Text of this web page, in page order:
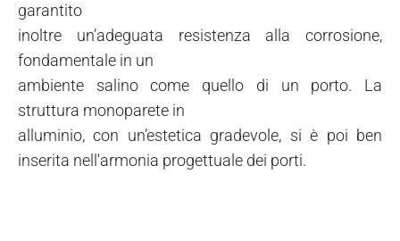
garantito
inoltre un’adeguata resistenza alla corrosione,
fondamentale in un
ambiente salino come quello di un porto. La
struttura monoparete in
alluminio, con un’estetica gradevole, si è poi ben
inserita nell'armonia progettuale dei porti.